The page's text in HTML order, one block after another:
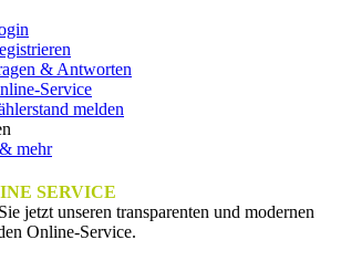
& Antworten
Service
melden
mehr
SERVICE
jetzt unseren transparenten und modernen
Online-Service.